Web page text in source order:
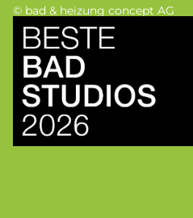
© bad & heizung concept AG